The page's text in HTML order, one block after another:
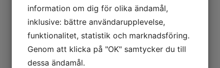
Exempel på produkter vi tillverkar:
Blomkrukor –
stilrena planteringskärl som lyfter
trädgårdar, innergårdar och offentliga miljöer
Avgränsningar –
information om dig för olika ändamål,
inklusive: bättre användarupplevelse,
funktionalitet, statistik och marknadsföring.
Genom att klicka på "OK" samtycker du till
dessa ändamål.